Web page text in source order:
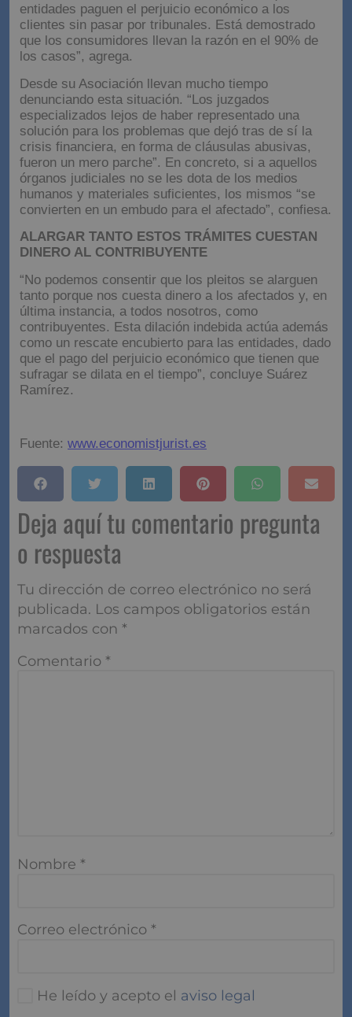
entidades paguen el perjuicio económico a los
clientes sin pasar por tribunales. Está demostrado
que los consumidores llevan la razón en el 90% de
los casos”, agrega.
Desde su Asociación llevan mucho tiempo
denunciando esta situación. “Los juzgados
especializados lejos de haber representado una
solución para los problemas que dejó tras de sí la
crisis financiera, en forma de cláusulas abusivas,
fueron un mero parche”. En concreto, si a aquellos
órganos judiciales no se les dota de los medios
humanos y materiales suficientes, los mismos “se
convierten en un embudo para el afectado”, confiesa.
ALARGAR TANTO ESTOS TRÁMITES CUESTAN
DINERO AL CONTRIBUYENTE
“No podemos consentir que los pleitos se alarguen
tanto porque nos cuesta dinero a los afectados y, en
última instancia, a todos nosotros, como
contribuyentes. Esta dilación indebida actúa además
como un rescate encubierto para las entidades, dado
que el pago del perjuicio económico que tienen que
sufragar se dilata en el tiempo”, concluye Suárez
Ramírez.
Fuente: www.economistjurist.es
Deja aquí tu comentario
pregunta o respuesta
Tu dirección de correo electrónico no será
publicada. Los campos obligatorios están
marcados con*
Comentario*
Nombre*
Correo electrónico*
He leído y acepto elaviso legal